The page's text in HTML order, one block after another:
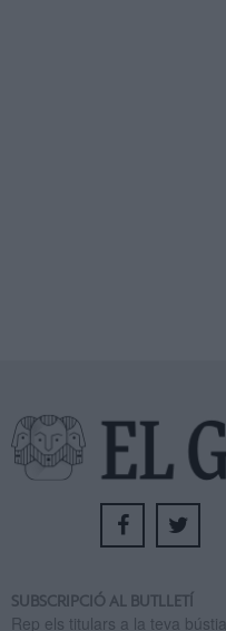
SUBSCRIPCIÓ AL BUTLLETÍ
Rep els titulars a la teva bústia